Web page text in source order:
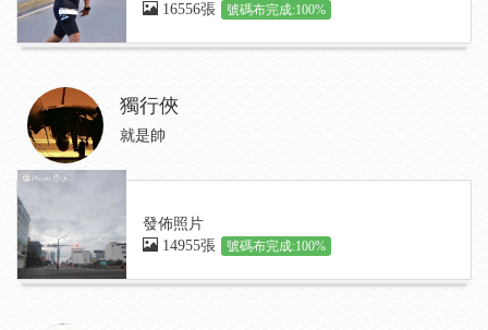
16556張
號碼布完成:100%
獨行俠
就是帥
發佈照片
14955張
號碼布完成:100%